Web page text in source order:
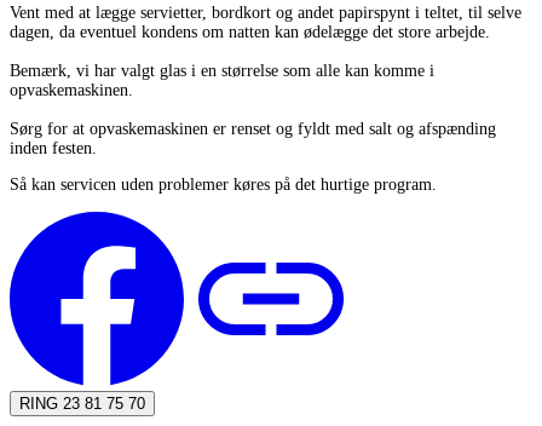
Vent med at lægge servietter, bordkort og andet papirspynt i teltet, til selve
dagen, da eventuel kondens om natten kan ødelægge det store arbejde.
Bemærk, vi har valgt glas i en størrelse som alle kan komme i
opvaskemaskinen.
Sørg for at opvaskemaskinen er renset og fyldt med salt og afspænding
inden festen.
Så kan servicen uden problemer køres på det hurtige program.
RING 23 81 75 70